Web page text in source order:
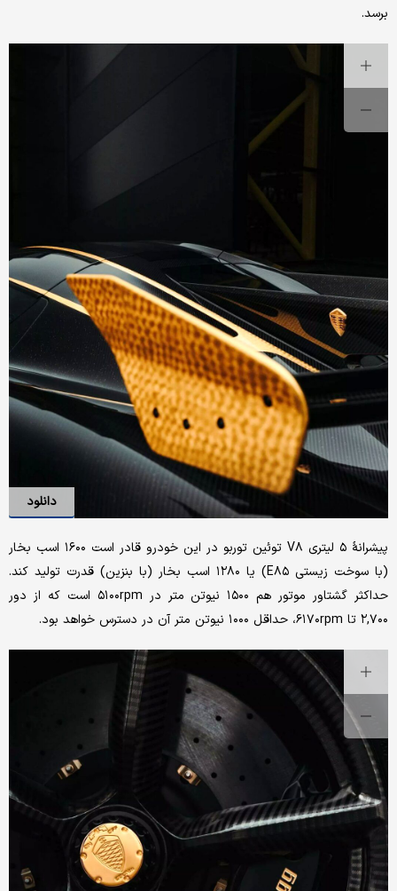
برسد.
دانلود
پیشرانهٔ ۵ لیتری V۸ توئین توربو در این خودرو قادر است ۱۶۰۰ اسب بخار
(با سوخت زیستی E۸۵) یا ۱۲۸۰ اسب بخار (با بنزین) قدرت تولید کند.
حداکثر گشتاور موتور هم ۱۵۰۰ نیوتن متر در ۵۱۰۰rpm است که از دور
۲,۷۰۰ تا ۶۱۷۰rpm، حداقل ۱۰۰۰ نیوتن متر آن در دسترس خواهد بود.